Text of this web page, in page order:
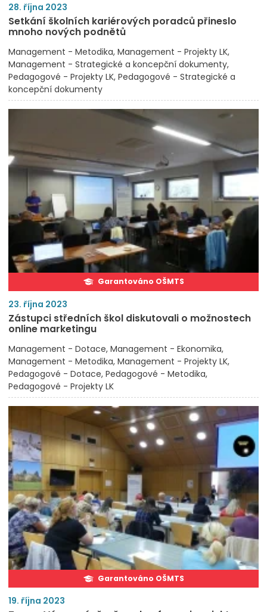
28. října 2023
Setkání školních kariérových poradců přineslo
mnoho nových podnětů
Management - Metodika Management - Projekty LK
Management - Strategické a koncepční dokumenty
Pedagogové - Projekty LK Pedagogové - Strategické a
koncepční dokumenty
Garantováno OŠMTS
23. října 2023
Zástupci středních škol diskutovali o možnostech
online marketingu
Management - Dotace Management - Ekonomika
Management - Metodika Management - Projekty LK
Pedagogové - Dotace Pedagogové - Metodika
Pedagogové - Projekty LK
Garantováno OŠMTS
19. října 2023